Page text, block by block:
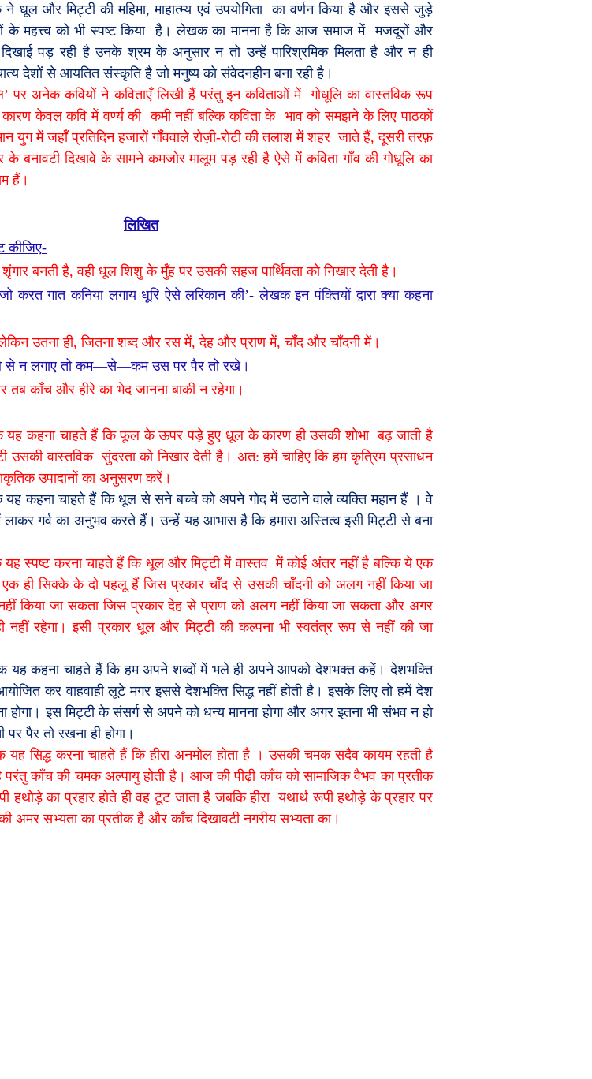
धूल और मिट्टी की महिमा,माहात्म्य एवं उपयोगिता
का वर्णन किया है और इससे जुड़े
महत्त्व को भी स्पष्ट किया
है। लेखक का मानना है कि आज समाज में
मजदूरों और
दिखाई पड़ रही है उनके श्रम के अनुसार न तो उन्हें पारिश्रमिक मिलता है और न ही
देशों से आयतित संस्कृति है जो मनुष्य को संवेदनहीन बना रही है।
’पर अनेक कवियों ने कविताएँ लिखी हैं परंतु इन कविताओं में
गोधूलि का वास्तविक रूप
केवल कवि में वर्ण्य की कमी नहीं बल्कि कविता के भाव को समझने के लिए पाठकों
युग में जहाँ प्रतिदिन हजारों गाँववाले रोज़ी-रोटी की तलाश में शहर जाते हैं,दूसरी तरफ़
के बनावटी दिखावे के सामने कमजोर मालूम पड़ रही है ऐसे में कविता गाँव की गोधूलि का
हैं।
लिखित
कीजिए-
बनती है,वही धूल शिशु के मुँह पर उसकी सहज पार्थिवता को निखार देती है।
करत गात कनिया लगाय धूरि ऐसे लरिकान की’-लेखक इन पंक्तियों द्वारा क्या कहना
उतना ही,जितना शब्द और रस में,देह और प्राण में,चाँद और चाँदनी में।
से न लगाए तो कम—से—कम उस पर पैर तो रखे।
काँच और हीरे का भेद जानना बाकी न रहेगा।
यह कहना चाहते हैं कि फूल के ऊपर पड़े हुए धूल के कारण ही उसकी शोभा बढ़ जाती है
उसकी वास्तविक सुंदरता को निखार देती है। अत: हमें चाहिए कि हम कृत्रिम प्रसाधन
उपादानों का अनुसरण करें।
कहना चाहते हैं कि धूल से सने बच्चे को अपने गोद में उठाने वाले व्यक्ति महान हैं । वे
गर्व का अनुभव करते हैं। उन्हें यह आभास है कि हमारा अस्तित्व इसी मिट्टी से बना
स्पष्ट करना चाहते हैं कि धूल और मिट्टी में वास्तव में कोई अंतर नहीं है बल्कि ये एक
एक ही सिक्के के दो पहलू हैं जिस प्रकार चाँद से उसकी चाँदनी को अलग नहीं किया जा
किया जा सकता जिस प्रकार देह से प्राण को अलग नहीं किया जा सकता और अगर
नहीं रहेगा। इसी प्रकार धूल और मिट्टी की कल्पना भी स्वतंत्र रूप से नहीं की जा
यह कहना चाहते हैं कि हम अपने शब्दों में भले ही अपने आपको देशभक्त कहें । देशभक्ति
कर वाहवाही लूटे मगर इससे देशभक्ति सिद्ध नहीं होती है। इसके लिए तो हमें देश
होगा। इस मिट्टी के संसर्ग से अपने को धन्य मानना होगा और अगर इतना भी संभव न हो
पैर तो रखना ही होगा।
सिद्ध करना चाहते हैं कि हीरा अनमोल होता है । उसकी चमक सदैव कायम रहती है
परंतु काँच की चमक अल्पायु होती है। आज की पीढ़ी काँच को सामाजिक वैभव का प्रतीक
हथोड़े का प्रहार होते ही वह टूट जाता है जबकि हीरा यथार्थ रूपी हथोड़े के प्रहार पर
की अमर सभ्यता का प्रतीक है और काँच दिखावटी नगरीय सभ्यता का।